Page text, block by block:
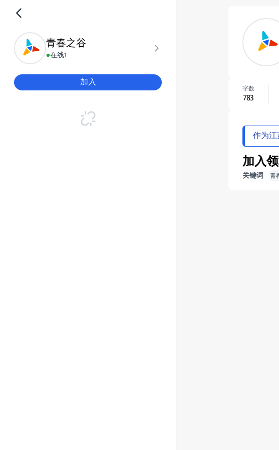
青春之谷
在线1
加入 字数
783
作为
加入
关键词 青